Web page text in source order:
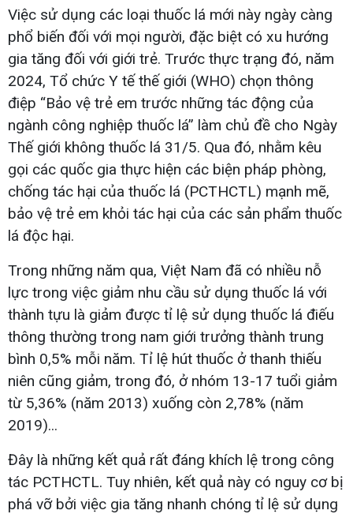
Việc sử dụng các loại thuốc lá mới này ngày càng
phổ biến đối với mọi người, đặc biệt có xu hướng
gia tăng đối với giới trẻ. Trước thực trạng đó, năm
2024, Tổ chức Y tế thế giới (WHO) chọn thông
điệp “Bảo vệ trẻ em trước những tác động của
ngành công nghiệp thuốc lá” làm chủ đề cho Ngày
Thế giới không thuốc lá 31/5. Qua đó, nhằm kêu
gọi các quốc gia thực hiện các biện pháp phòng,
chống tác hại của thuốc lá (PCTHCTL) mạnh mẽ,
bảo vệ trẻ em khỏi tác hại của các sản phẩm thuốc
lá độc hại.
Trong những năm qua, Việt Nam đã có nhiều nỗ
lực trong việc giảm nhu cầu sử dụng thuốc lá với
thành tựu là giảm được tỉ lệ sử dụng thuốc lá điếu
thông thường trong nam giới trưởng thành trung
bình 0,5% mỗi năm. Tỉ lệ hút thuốc ở thanh thiếu
niên cũng giảm, trong đó, ở nhóm 13-17 tuổi giảm
từ 5,36% (năm 2013) xuống còn 2,78% (năm
2019)...
Đây là những kết quả rất đáng khích lệ trong công
tác PCTHCTL. Tuy nhiên, kết quả này có nguy cơ bị
phá vỡ bởi việc gia tăng nhanh chóng tỉ lệ sử dụng